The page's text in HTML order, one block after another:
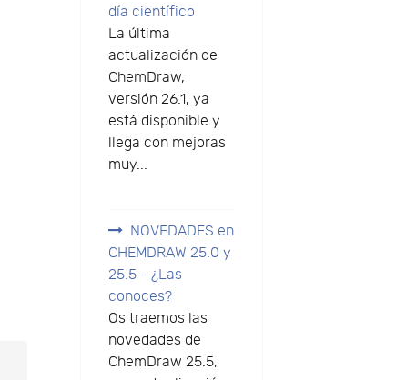
día científico
La última
actualización de
ChemDraw,
versión 26.1, ya
está disponible y
llega con mejoras
muy...
NOVEDADES en
CHEMDRAW 25.0 y
25.5 - ¿Las
conoces?
Os traemos las
novedades de
ChemDraw 25.5,